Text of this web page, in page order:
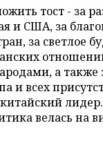
тост - за
и США, за
за светлое
а также
и всех
китайский
велась на